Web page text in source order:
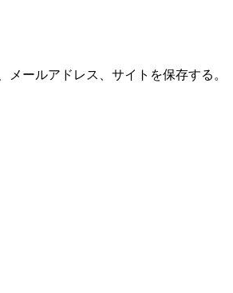
ールアドレス、サイトを保存する。